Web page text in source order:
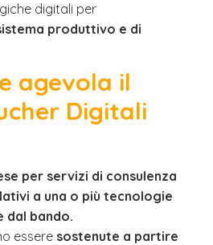
digitali per
produttivo e di
agevola il
Digitali
per servizi di consulenza
a una o più tecnologie
dal bando.
essere sostenute a partire